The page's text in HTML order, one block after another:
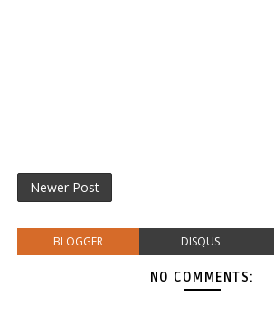
Newer Post
BLOGGER DISQUS
NO COMMENTS: